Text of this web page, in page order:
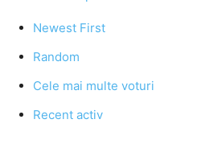
Newest First
Random
Cele mai multe voturi
Recent activ